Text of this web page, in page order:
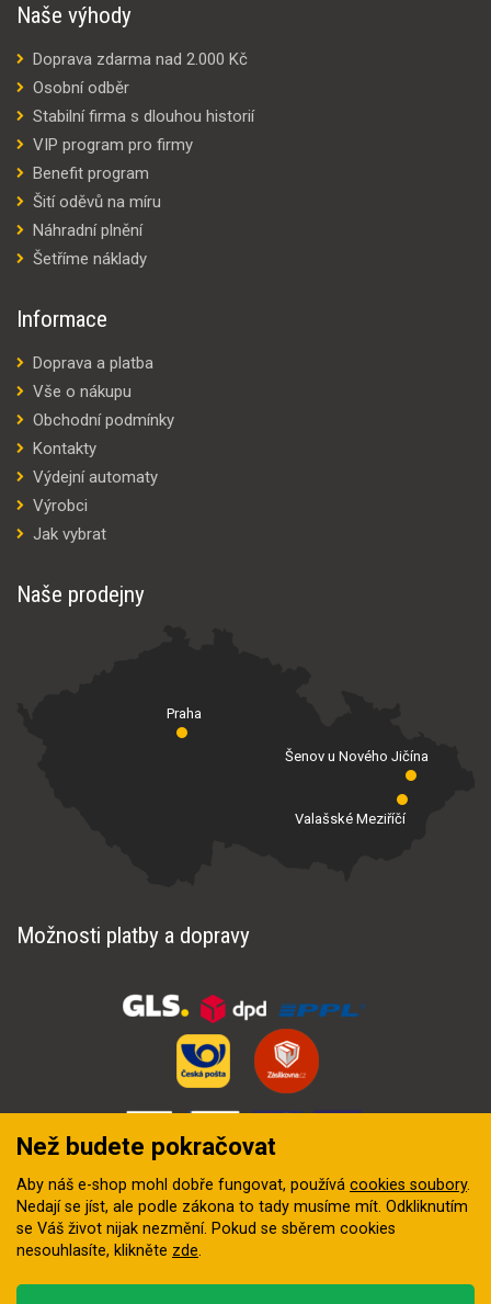
Naše výhody
Doprava zdarma nad 2.000 Kč
Osobní odběr
Stabilní firma s dlouhou historií
VIP program pro firmy
Benefit program
Šití oděvů na míru
Náhradní plnění
Šetříme náklady
Informace
Doprava a platba
Vše o nákupu
Obchodní podmínky
Kontakty
Výdejní automaty
Výrobci
Jak vybrat
Naše prodejny
Praha
Valašské Meziříčí
Šenov u Nového Jičína
Možnosti platby a dopravy
Než budete pokračovat
Aby náš e-shop mohl dobře fungovat, používá cookies soubory.
Nedají se jíst, ale podle zákona to tady musíme mít. Odkliknutím
se Váš život nijak nezmění. Pokud se sběrem cookies
nesouhlasíte, klikněte zde.